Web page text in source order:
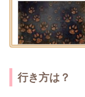
行き方は？